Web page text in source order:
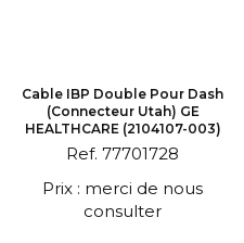
Cable IBP Double Pour Dash
(connecteur Utah) GE
HEALTHCARE (2104107-003)
Ref. 77701728
Prix : merci de nous
consulter